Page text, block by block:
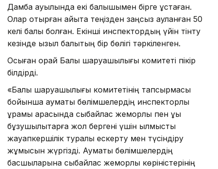
Дамба ауылында екі балықшымен бірге ұстаған.
Олар отырған қайықта теңізден заңсыз ауланған 50
келі балық болған. Екінші инспектордың үйін тінту
кезінде қызыл балықтың бір бөлігі тәркіленген.
Осыған орай Балық шаруашылығы комитеті пікір
білдірді.
«Балық шаруашылығы комитетінің тапсырмасы
бойынша аумақтық бөлімшелердің инспекторлық
құрамы арасында сыбайлас жемқорлық пен құқық
бұзушылықтарға жол бергені үшін қылмыстық
жауапкершілік туралы ескерту мен түсіндіру
жұмысын жүргізді. Аумақтық бөлімшелердің
басшыларына сыбайлас жемқорлық көріністерінің